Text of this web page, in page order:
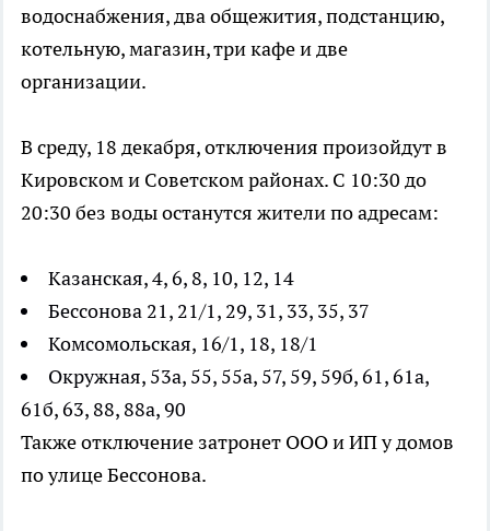
водоснабжения, два общежития, подстанцию,
котельную, магазин, три кафе и две
организации.
В среду, 18 декабря, отключения произойдут в
Кировском и Советском районах. С 10:30 до
20:30 без воды останутся жители по адресам:
Казанская, 4, 6, 8, 10, 12, 14
Бессонова 21, 21/1, 29, 31, 33, 35, 37
Комсомольская, 16/1, 18, 18/1
Окружная, 53а, 55, 55а, 57, 59, 59б, 61, 61а,
61б, 63, 88, 88а, 90
Также отключение затронет ООО и ИП у домов
по улице Бессонова.